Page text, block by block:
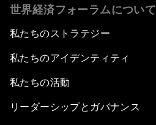
世界経済フォーラムについて
私たちのストラテジー
私たちのアイデンティティ
私たちの活動
リーダーシップとガバナンス